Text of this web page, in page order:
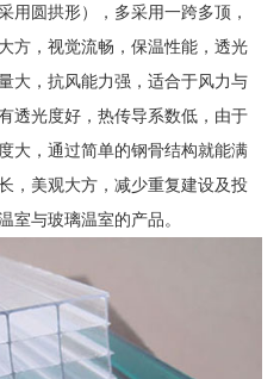
用圆拱形），多采用一跨多顶，
方，视觉流畅，保温性能，透光
大，抗风能力强，适合于风力与
透光度好，热传导系数低，由于
大，通过简单的钢骨结构就能满
，美观大方，减少重复建设及投
室与玻璃温室的产品。